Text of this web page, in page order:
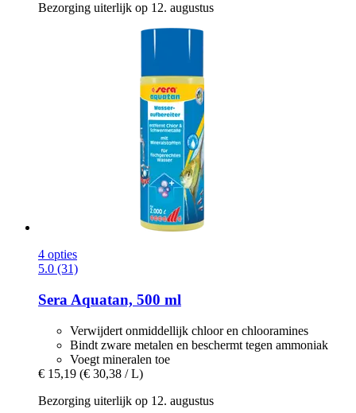
Bezorging uiterlijk op 12. augustus
4 opties
5.0 (31)
Sera Aquatan, 500 ml
Verwijdert onmiddellijk chloor en chlooramines
Bindt zware metalen en beschermt tegen ammoniak
Voegt mineralen toe
€ 15,19 (€ 30,38 / L)
Bezorging uiterlijk op 12. augustus